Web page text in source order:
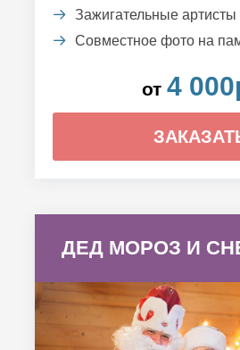
Зажигательные артисты
Совместное фото на
от 4
ДЕД МОРОЗ И